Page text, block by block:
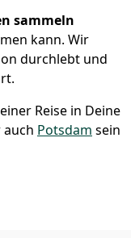
sammeln
kann. Wir
durchlebt und
Reise in Deine
Potsdam sein